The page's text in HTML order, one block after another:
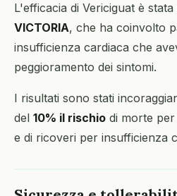
L'efficacia di Vericiguat è
VICTORIA, che ha coinvolto
insufficienza cardiaca che
peggioramento dei sintomi.
I risultati sono stati
del 10% il rischio di morte
e di ricoveri per insufficienza